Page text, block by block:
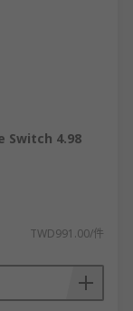
Switch 4.98
TWD991.00/件